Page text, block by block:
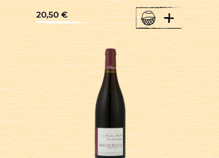
20,50€ +